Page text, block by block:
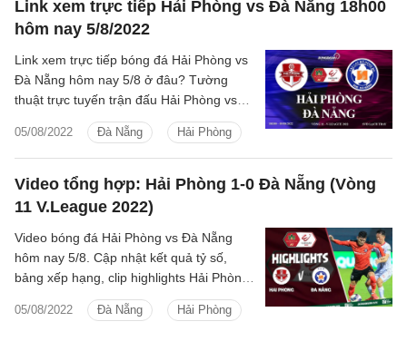
Link xem trực tiếp Hải Phòng vs Đà Nẵng 18h00
hôm nay 5/8/2022
05/08/2022 Đà Nẵng Hải Phòng
Link xem trực tiếp bóng đá Hải Phòng vs
Đà Nẵng hôm nay 5/8 ở đâu? Tường
thuật trực tuyến trận đấu Hải Phòng vs
SHB Đà Nẵng V.League 2022 trên kênh
nào?
Video tổng hợp: Hải Phòng 1-0 Đà Nẵng (Vòng
11 V.League 2022)
05/08/2022 Đà Nẵng Hải Phòng
Video bóng đá Hải Phòng vs Đà Nẵng
hôm nay 5/8. Cập nhật kết quả tỷ số,
bảng xếp hạng, clip highlights Hải Phòng
vs SHB Đà Nẵng Vòng 11 V.League 2022
mới nhất.